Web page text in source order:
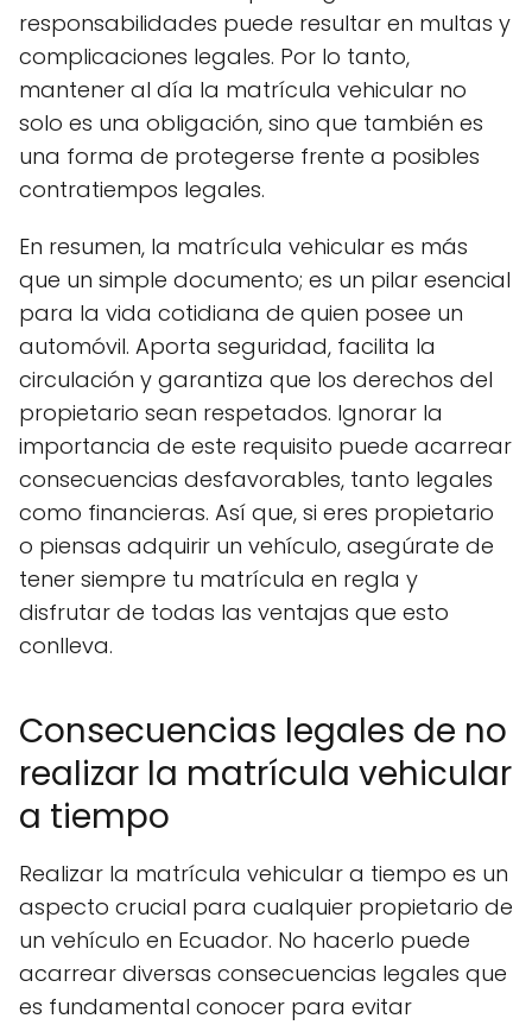
responsabilidades puede resultar en multas y
complicaciones legales. Por lo tanto,
mantener al día la matrícula vehicular no
solo es una obligación, sino que también es
una forma de protegerse frente a posibles
contratiempos legales.
En resumen, la matrícula vehicular es más
que un simple documento; es un pilar esencial
para la vida cotidiana de quien posee un
automóvil. Aporta seguridad, facilita la
circulación y garantiza que los derechos del
propietario sean respetados. Ignorar la
importancia de este requisito puede acarrear
consecuencias desfavorables, tanto legales
como financieras. Así que, si eres propietario
o piensas adquirir un vehículo, asegúrate de
tener siempre tu matrícula en regla y
disfrutar de todas las ventajas que esto
conlleva.
Consecuencias legales de no
realizar la matrícula vehicular
a tiempo
Realizar la matrícula vehicular a tiempo es un
aspecto crucial para cualquier propietario de
un vehículo en Ecuador. No hacerlo puede
acarrear diversas consecuencias legales que
es fundamental conocer para evitar